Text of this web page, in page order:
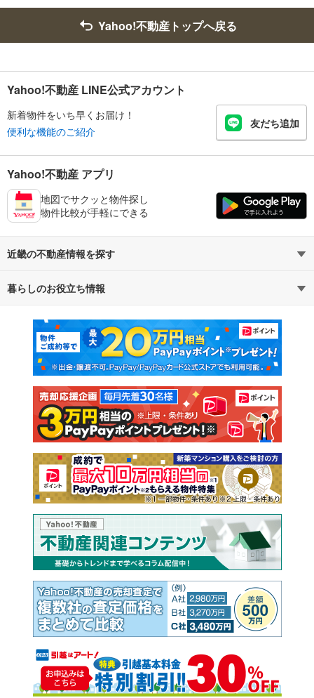
Yahoo!不動産トップへ戻る
Yahoo!不動産 LINE公式アカウント
新着物件をいち早くお届け！
便利な機能のご紹介
友だち追加
Yahoo!不動産 アプリ
地図でサクッと物件探し
物件比較が手軽にできる
近畿の不動産情報を探す
不動産・住宅
新築マンション 中古マンション
新築一戸建て 中古一戸建て
注文住宅 土地
売却査定
暮らしのお役立ち情報
マンションカタログ 教えて！住まいの先生